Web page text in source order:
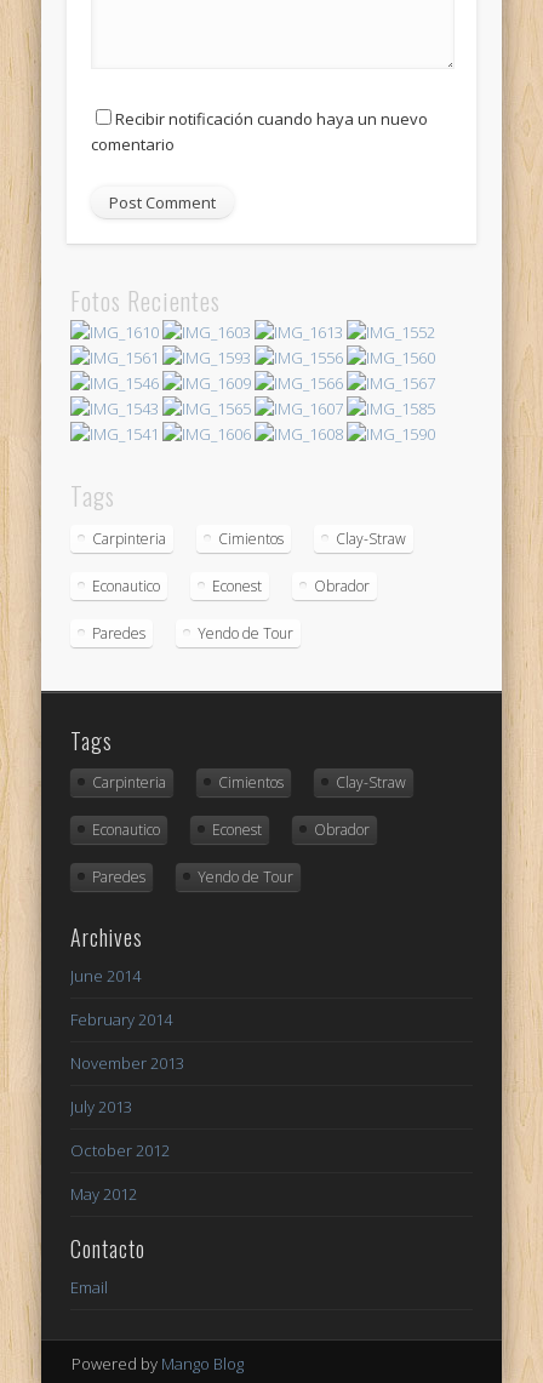
Recibir notificación cuando haya un nuevo
comentario
Fotos Recientes
Tags
Carpinteria Cimientos Clay-Straw
Econautico Econest Obrador
Paredes Yendo de Tour
Tags
Carpinteria Cimientos Clay-Straw
Econautico Econest Obrador
Paredes Yendo de Tour
Archives
June 2014
February 2014
November 2013
July 2013
October 2012
May 2012
Contacto
Email
Powered by Mango Blog